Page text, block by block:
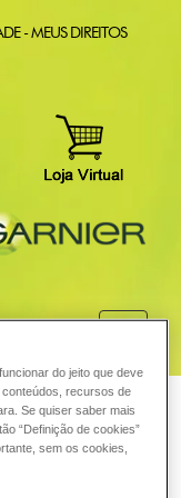
- MEUS DIREITOS
tonalizar
do jeito que deve
recursos de
Se quiser saber mais
“Definição de cookies”
sem os cookies,